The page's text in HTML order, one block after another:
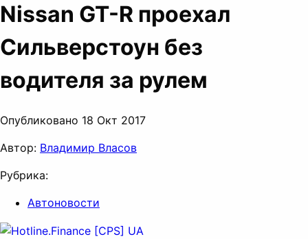
Nissan GT-R проехал
Сильверстоун без
водителя за рулем
Опубликовано 18 Окт 2017
Автор: Владимир Власов
Рубрика:
Автоновости